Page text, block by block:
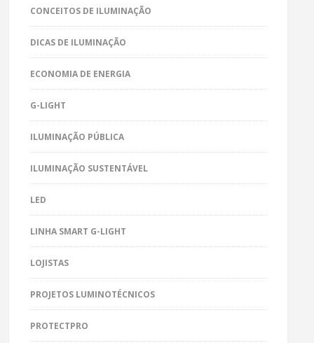
CONCEITOS DE ILUMINAÇÃO
DICAS DE ILUMINAÇÃO
ECONOMIA DE ENERGIA
G-LIGHT
ILUMINAÇÃO PÚBLICA
ILUMINAÇÃO SUSTENTÁVEL
LED
LINHA SMART G-LIGHT
LOJISTAS
PROJETOS LUMINOTÉCNICOS
PROTECTPRO